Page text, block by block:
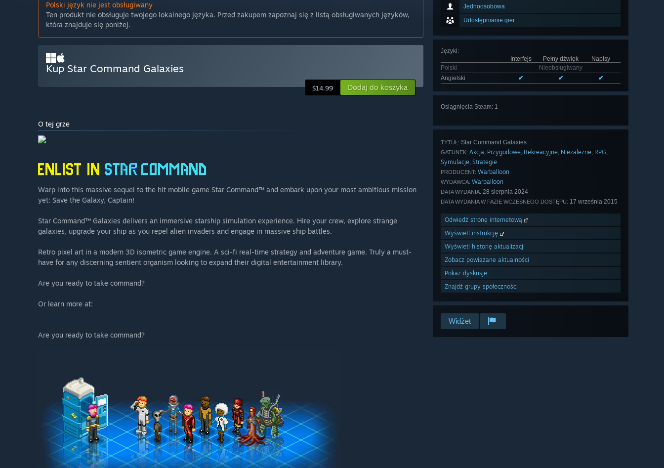
Jednoosobowa
Udostępnianie gier
Języki:
Interfejs
Pełny dźwięk
Napisy
Polski
Nieobsługiwany
Angielski
✔ ✔ ✔
Osiągnięcia Steam: 1
TYTUŁ: Star Command Galaxies
GATUNEK: Akcja, Przygodowe, Rekreacyjne, Niezależne, RPG,
Symulacje, Strategie
PRODUCENT: Warballoon
WYDAWCA: Warballoon
DATA WYDANIA: 28 sierpnia 2024
DATA WYDANIA W FAZIE WCZESNEGO DOSTĘPU: 17 września 2015
Odwiedź stronę internetową
Wyświetl instrukcję
Wyświetl historię aktualizacji
Zobacz powiązane aktualności
Pokaż dyskusje
Znajdź grupy społeczności
Widżet
Polski język nie jest obsługiwany
Ten produkt nie obsługuje twojego lokalnego języka. Przed zakupem zapoznaj się z listą obsługiwanych języków,
która znajduje się poniżej.
Kup Star Command Galaxies
$14.99 Dodaj do koszyka
O tej grze
Warp into this massive sequel to the hit mobile game Star Command™ and embark upon your most ambitious mission
yet: Save the Galaxy, Captain!
Star Command™ Galaxies delivers an immersive starship simulation experience. Hire your crew, explore strange
galaxies, upgrade your ship as you repel alien invaders and engage in massive ship battles.
Retro pixel art in a modern 3D isometric game engine. A sci-fi real-time strategy and adventure game. Truly a must-
have for any discerning sentient organism looking to expand their digital entertainment library.
Are you ready to take command?
Or learn more at:
Are you ready to take command?